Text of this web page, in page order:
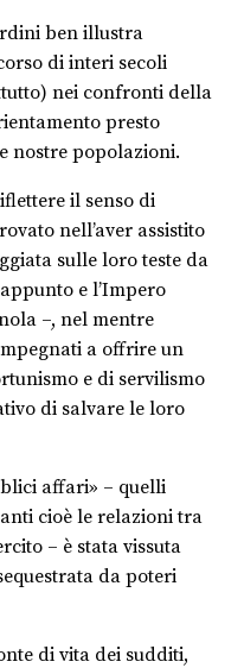
ben illustra
di interi secoli
nei confronti della
presto
nostre popolazioni.
il senso di
nell’aver assistito
sulle loro teste da
e l’Impero
–, nel mentre
a offrire un
e di servilismo
di salvare le loro
affari» – quelli
cioè le relazioni tra
– è stata vissuta
da poteri
di vita dei sudditi,